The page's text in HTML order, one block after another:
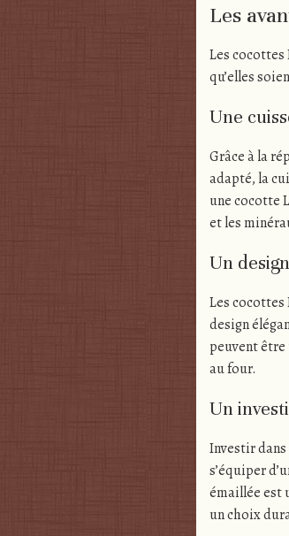
Les
Les
qu’elles
Une
Grâce à la
adapté, la
une cocotte
et les
Un
Les
design
peuvent
au four.
Un
Investir
s’équiper
émaillée est
un choix